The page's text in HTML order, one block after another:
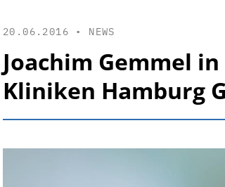
20.06.2016 • NEWS
Joachim Gemmel
Kliniken Hamburg